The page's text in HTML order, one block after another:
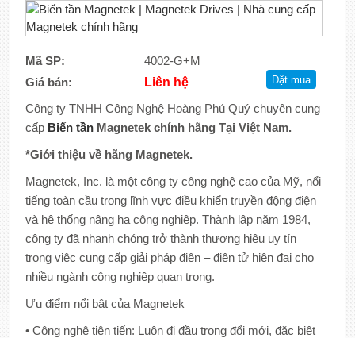
Mã SP:
4002-G+M
Giá bán:
Liên hệ
Công ty TNHH Công Nghệ Hoàng Phú Quý chuyên cung
cấp Biến tần Magnetek chính hãng Tại Việt Nam.
*Giới thiệu về hãng Magnetek.
Magnetek, Inc. là một công ty công nghệ cao của Mỹ, nổi
tiếng toàn cầu trong lĩnh vực điều khiển truyền động điện
và hệ thống nâng hạ công nghiệp. Thành lập năm 1984,
công ty đã nhanh chóng trở thành thương hiệu uy tín
trong việc cung cấp giải pháp điện – điện tử hiện đại cho
nhiều ngành công nghiệp quan trọng.
Ưu điểm nổi bật của Magnetek
• Công nghệ tiên tiến: Luôn đi đầu trong đổi mới, đặc biệt